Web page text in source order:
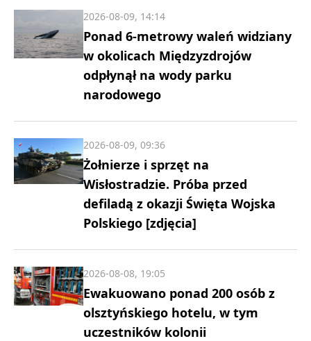
Ponad 6-metrowy waleń widziany
w okolicach Międzyzdrojów
odpłynął na wody parku
narodowego
2026-08-09, 14:14
Żołnierze i sprzęt na
Wisłostradzie. Próba przed
defiladą z okazji Święta Wojska
Polskiego [zdjęcia]
2026-08-09, 09:36
Ewakuowano ponad 200 osób z
olsztyńskiego hotelu, w tym
uczestników kolonii
2026-08-08, 19:05